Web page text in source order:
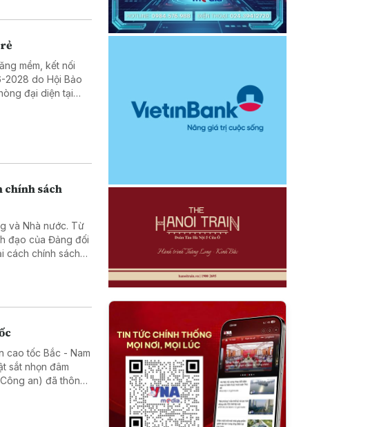
mềm, kết nối
2028 do Hội Bảo
đại diện tại
chính sách
và Nhà nước. Từ
đạo của Đảng đối
cách chính sách
cao tốc Bắc - Nam
sắt nhọn đâm
an) đã thông